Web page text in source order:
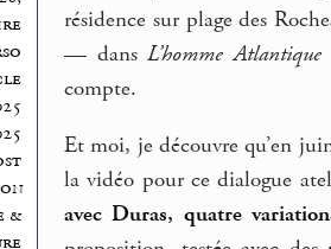
&
résidence sur plage des
— dansL’homme Atlantique
compte.
Et moi, je découvre qu’en
la vidéo pour ce dialogue
avec Duras, quatre